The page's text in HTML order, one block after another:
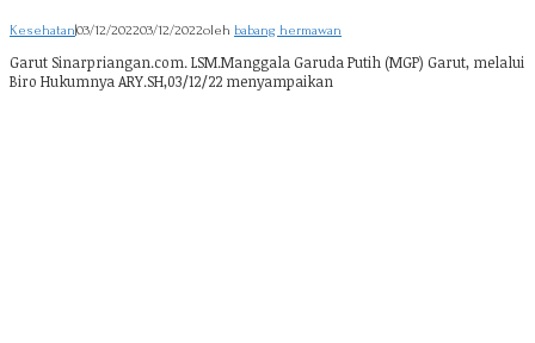
Kesehatan|03/12/202203/12/2022oleh babang hermawan
Garut Sinarpriangan.com. LSM.Manggala Garuda Putih (MGP) Garut, melalui
Biro Hukumnya ARY.SH,03/12/22 menyampaikan